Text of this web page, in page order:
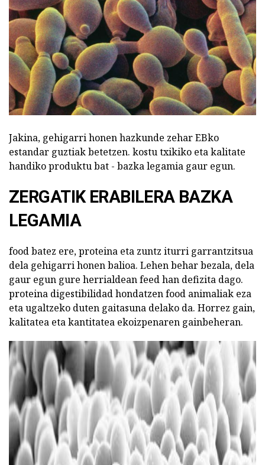
Jakina, gehigarri honen hazkunde zehar EBko
estandar guztiak betetzen. kostu txikiko eta kalitate
handiko produktu bat - bazka legamia gaur egun.
ZERGATIK ERABILERA BAZKA
LEGAMIA
food batez ere, proteina eta zuntz iturri garrantzitsua
dela gehigarri honen balioa. Lehen behar bezala, dela
gaur egun gure herrialdean feed han defizita dago.
proteina digestibilidad hondatzen food animaliak eza
eta ugaltzeko duten gaitasuna delako da. Horrez gain,
kalitatea eta kantitatea ekoizpenaren gainbeheran.